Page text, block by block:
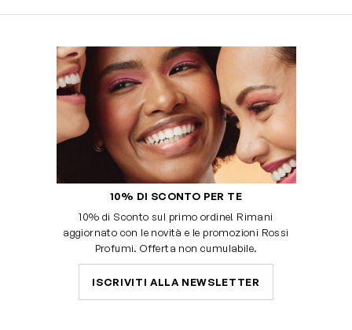
10% DI SCONTO PER TE
10% di Sconto sul primo ordine! Rimani
aggiornato con le novità e le promozioni Rossi
Profumi. Offerta non cumulabile.
ISCRIVITI ALLA NEWSLETTER